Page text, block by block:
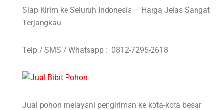
Siap Kirim ke Seluruh Indonesia – Harga Jelas Sangat
Terjangkau
Telp / SMS / Whatsapp : 0812-7295-2618
Jual pohon melayani pengiriman ke kota-kota besar